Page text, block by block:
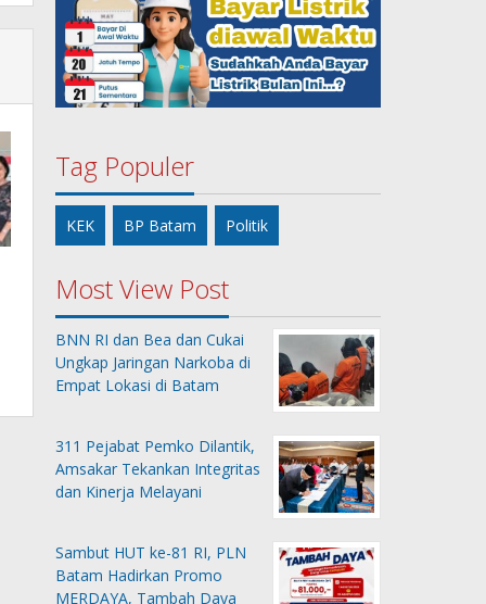
Tag Populer
KEK BP Batam Politik
Most View Post
BNN RI dan Bea dan Cukai
Ungkap Jaringan Narkoba di
Empat Lokasi di Batam
311 Pejabat Pemko Dilantik,
Amsakar Tekankan Integritas
dan Kinerja Melayani
Sambut HUT ke-81 RI, PLN
Batam Hadirkan Promo
MERDAYA, Tambah Daya